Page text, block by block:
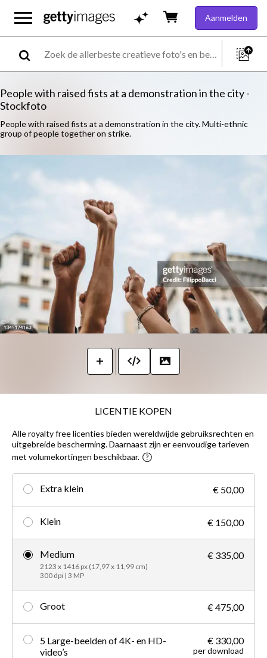
Aanmelden
People with raised fists at a demonstration in the city -
Stockfoto
People with raised fists at a demonstration in the city. Multi-ethnic
group of people together on strike.
LICENTIE KOPEN
Alle royalty free licenties bieden wereldwijde gebruiksrechten en
uitgebreide bescherming. Daarnaast zijn er eenvoudige tarieven
met volumekortingen beschikbaar.
Extra klein € 50,00
Klein € 150,00
Medium
2123 x 1416 px (17,97 x 11,99 cm)
300 dpi | 3 MP
€ 335,00
Groot € 475,00
5 Large-beelden of 4K- en HD-
video’s
€ 330,00
per download